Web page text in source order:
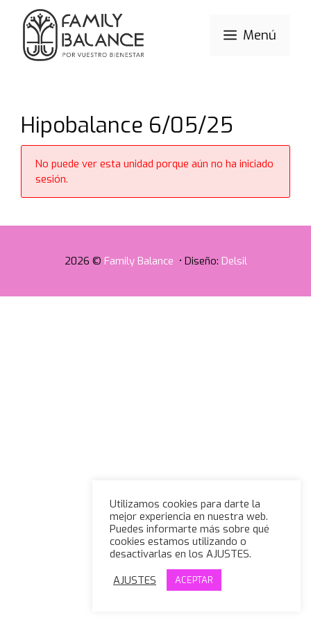
Saltar
contenido
Menú
Hipobalance 6/05/25
No puede ver esta unidad porque aún no ha iniciado
sesión.
2026 © Family Balance • Diseño: Delsil
Utilizamos cookies para darte la
mejor experiencia en nuestra web.
Puedes informarte más sobre qué
cookies estamos utilizando o
desactivarlas en los AJUSTES.
AJUSTES
ACEPTAR